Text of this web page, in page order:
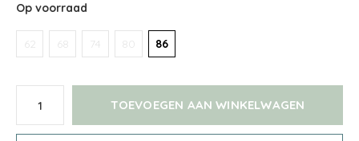
Op voorraad
62 68 74 80 86
TOEVOEGEN AAN WINKELWAGEN